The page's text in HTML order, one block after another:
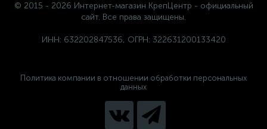
© 2015 - 2026 Интернет-магазин КрепЦентр - официальный
сайт. Все права защищены.
ИНН: 632202847536, ОГРН: 322631200133420
Политика компании в отношении обработки персональных
данных